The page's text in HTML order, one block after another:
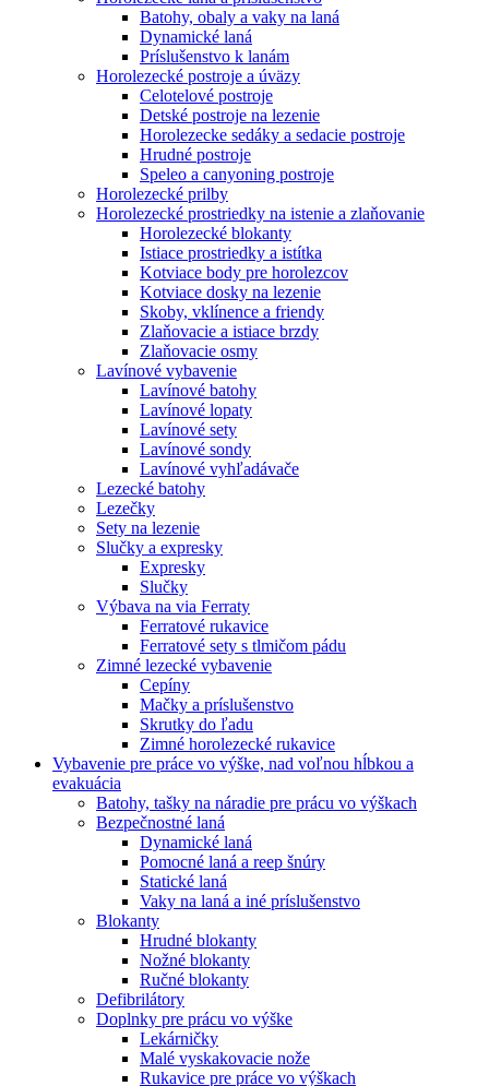
Batohy, obaly a vaky na laná
Dynamické laná
Príslušenstvo k lanám
Horolezecké postroje a úväzy
Celotelové postroje
Detské postroje na lezenie
Horolezecke sedáky a sedacie postroje
Hrudné postroje
Speleo a canyoning postroje
Horolezecké prilby
Horolezecké prostriedky na istenie a zlaňovanie
Horolezecké blokanty
Istiace prostriedky a istítka
Kotviace body pre horolezcov
Kotviace dosky na lezenie
Skoby, vklínence a friendy
Zlaňovacie a istiace brzdy
Zlaňovacie osmy
Lavínové vybavenie
Lavínové batohy
Lavínové lopaty
Lavínové sety
Lavínové sondy
Lavínové vyhľadávače
Lezecké batohy
Lezečky
Sety na lezenie
Slučky a expresky
Expresky
Slučky
Výbava na via Ferraty
Ferratové rukavice
Ferratové sety s tlmičom pádu
Zimné lezecké vybavenie
Cepíny
Mačky a príslušenstvo
Skrutky do ľadu
Zimné horolezecké rukavice
Vybavenie pre práce vo výške, nad voľnou hĺbkou a
evakuácia
Batohy, tašky na náradie pre prácu vo výškach
Bezpečnostné laná
Dynamické laná
Pomocné laná a reep šnúry
Statické laná
Vaky na laná a iné príslušenstvo
Blokanty
Hrudné blokanty
Nožné blokanty
Ručné blokanty
Defibrilátory
Doplnky pre prácu vo výške
Lekárničky
Malé vyskakovacie nože
Rukavice pre práce vo výškach